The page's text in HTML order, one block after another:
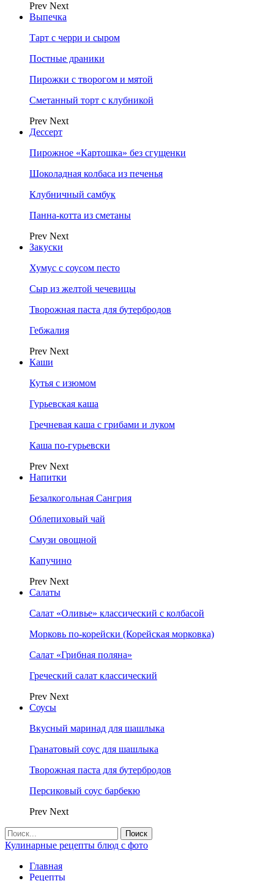
Prev Next
Выпечка
Тарт с черри и сыром
Постные драники
Пирожки с творогом и мятой
Сметанный торт с клубникой
Prev Next
Дессерт
Пирожное «Картошка» без сгущенки
Шоколадная колбаса из печенья
Клубничный самбук
Панна-котта из сметаны
Prev Next
Закуски
Хумус с соусом песто
Сыр из желтой чечевицы
Творожная паста для бутербродов
Гебжалия
Prev Next
Каши
Кутья с изюмом
Гурьевская каша
Гречневая каша с грибами и луком
Каша по-гурьевски
Prev Next
Напитки
Безалкогольная Сангрия
Облепиховый чай
Смузи овощной
Капучино
Prev Next
Салаты
Салат «Оливье» классический с колбасой
Морковь по-корейски (Корейская морковка)
Салат «Грибная поляна»
Греческий салат классический
Prev Next
Соусы
Вкусный маринад для шашлыка
Гранатовый соус для шашлыка
Творожная паста для бутербродов
Персиковый соус барбекю
Prev Next
Кулинарные рецепты блюд с фото
Главная
Рецепты